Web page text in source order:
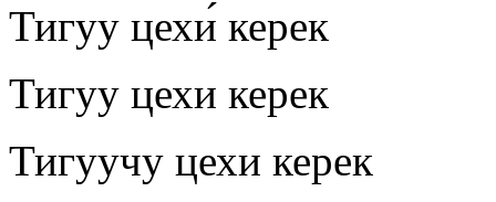
Тигуу цехи́ керек
Тигуу цехи керек
Тигуучу цехи керек